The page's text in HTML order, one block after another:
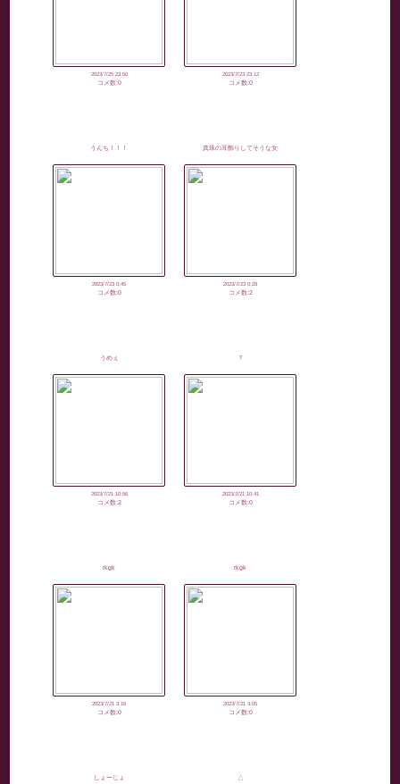
2023/7/25 23:50
コメ数:0
2023/7/23 23:12
コメ数:0
うんち！！！
2023/7/23 0:45
コメ数:0
真珠の耳飾りしてそうな女
2023/7/23 0:28
コメ数:2
うめぇ
2023/7/21 10:56
コメ数:2
？
2023/7/21 10:41
コメ数:0
rkgk
2023/7/21 3:16
コメ数:0
rkgk
2023/7/21 3:05
コメ数:0
しょーじょ △